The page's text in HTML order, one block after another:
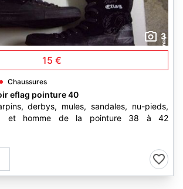
3
15 €
Chaussures
eflag pointure 40
derbys, mules, sandales, nu-pieds,
et homme de la pointure 38 à 42